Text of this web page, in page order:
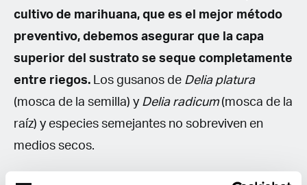
cultivo de marihuana, que es el mejor método
preventivo, debemos asegurar que la capa
superior del sustrato se seque completamente
entre riegos. Los gusanos de Delia platura
(mosca de la semilla) y Delia radicum (mosca de la
raíz) y especies semejantes no sobreviven en
medios secos.